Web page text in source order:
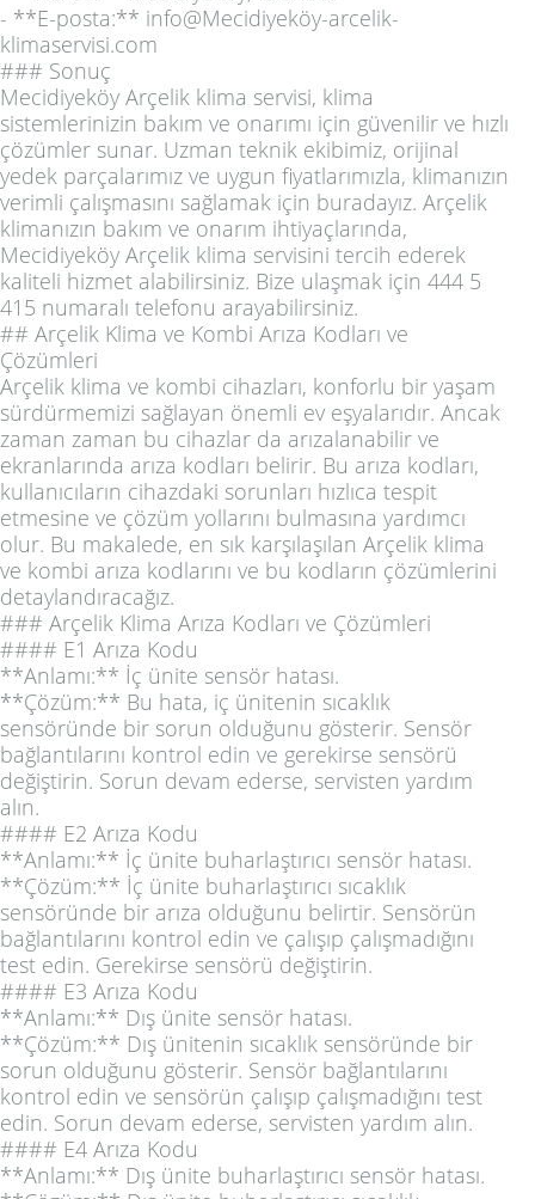
- **E-posta:** info@Mecidiyeköy-arcelik-
klimaservisi.com
### Sonuç
Mecidiyeköy Arçelik klima servisi, klima
sistemlerinizin bakım ve onarımı için güvenilir ve hızlı
çözümler sunar. Uzman teknik ekibimiz, orijinal
yedek parçalarımız ve uygun fiyatlarımızla, klimanızın
verimli çalışmasını sağlamak için buradayız. Arçelik
klimanızın bakım ve onarım ihtiyaçlarında,
Mecidiyeköy Arçelik klima servisini tercih ederek
kaliteli hizmet alabilirsiniz. Bize ulaşmak için 444 5
415 numaralı telefonu arayabilirsiniz.
## Arçelik Klima ve Kombi Arıza Kodları ve
Çözümleri
Arçelik klima ve kombi cihazları, konforlu bir yaşam
sürdürmemizi sağlayan önemli ev eşyalarıdır. Ancak
zaman zaman bu cihazlar da arızalanabilir ve
ekranlarında arıza kodları belirir. Bu arıza kodları,
kullanıcıların cihazdaki sorunları hızlıca tespit
etmesine ve çözüm yollarını bulmasına yardımcı
olur. Bu makalede, en sık karşılaşılan Arçelik klima
ve kombi arıza kodlarını ve bu kodların çözümlerini
detaylandıracağız.
### Arçelik Klima Arıza Kodları ve Çözümleri
#### E1 Arıza Kodu
**Anlamı:** İç ünite sensör hatası.
**Çözüm:** Bu hata, iç ünitenin sıcaklık
sensöründe bir sorun olduğunu gösterir. Sensör
bağlantılarını kontrol edin ve gerekirse sensörü
değiştirin. Sorun devam ederse, servisten yardım
alın.
#### E2 Arıza Kodu
**Anlamı:** İç ünite buharlaştırıcı sensör hatası.
**Çözüm:** İç ünite buharlaştırıcı sıcaklık
sensöründe bir arıza olduğunu belirtir. Sensörün
bağlantılarını kontrol edin ve çalışıp çalışmadığını
test edin. Gerekirse sensörü değiştirin.
#### E3 Arıza Kodu
**Anlamı:** Dış ünite sensör hatası.
**Çözüm:** Dış ünitenin sıcaklık sensöründe bir
sorun olduğunu gösterir. Sensör bağlantılarını
kontrol edin ve sensörün çalışıp çalışmadığını test
edin. Sorun devam ederse, servisten yardım alın.
#### E4 Arıza Kodu
**Anlamı:** Dış ünite buharlaştırıcı sensör hatası.